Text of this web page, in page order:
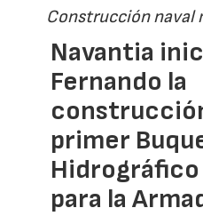
Construcción naval
Navantia
Fernando la
primer
para la